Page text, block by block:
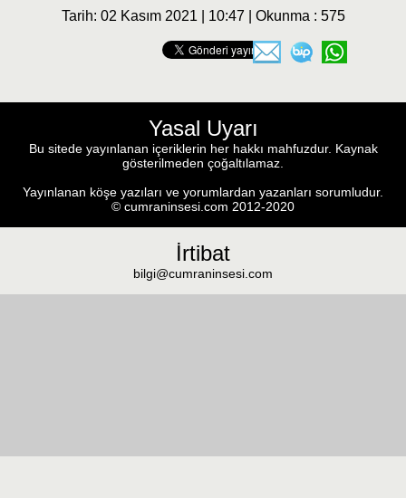
Tarih: 02 Kasım 2021 | 10:47 | Okunma : 575
Yasal Uyarı
Bu sitede yayınlanan içeriklerin her hakkı mahfuzdur. Kaynak
gösterilmeden çoğaltılamaz.
Yayınlanan köşe yazıları ve yorumlardan yazanları sorumludur.
© cumraninsesi.com 2012-2020
İrtibat
bilgi@cumraninsesi.com